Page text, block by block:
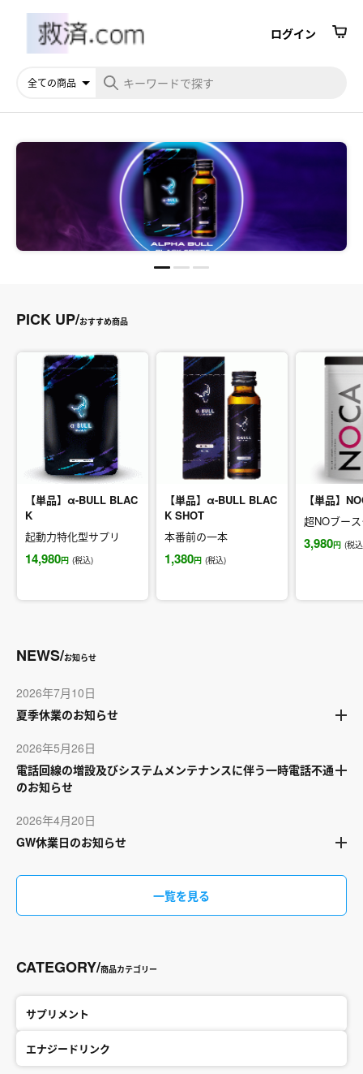
ログイン
PICK UP/おすすめ商品
【単品】α-BULL BLAC
K
起動力特化型サプリ
14,980円 (税込)
【単品】α-BULL BLAC
K SHOT
本番前の一本
1,380円 (税込)
【単品】
超NOブー
3,980円 (税
NEWS/お知らせ
2026年7月10日
夏季休業のお知らせ
2026年5月26日
電話回線の増設及びシステムメンテナンスに伴う一時電話不通
のお知らせ
2026年4月20日
GW休業日のお知らせ
一覧を見る
CATEGORY/商品カテゴリー
サプリメント
エナジードリンク